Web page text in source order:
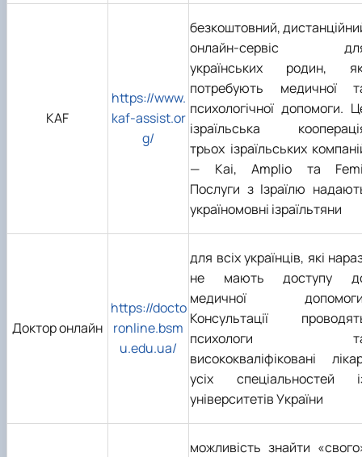
KAF
https://www.
kaf-assist.or
g/
безкоштовний,
онлайн-сервіс
українських родин,
потребують медичної
психологічної допомоги.
ізраїльська
трьох ізраїльських
— Kai, Amplio та
Послуги з Ізраїлю
україномовні ізраїльтяни
Доктор онлайн
https://docto
ronline.bsm
u.edu.ua/
для всіх українців, які
не мають доступу
медичної
Консультації
психологи
висококваліфіковані
усіх спеціальностей
університетів України
можливість знайти